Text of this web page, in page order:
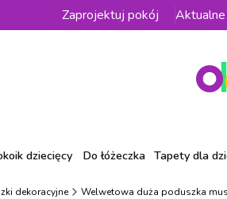
Zaprojektuj pokój
dziecięcy Do łóżeczka Tapety dla
dekoracyjne Welwetowa duża poduszka